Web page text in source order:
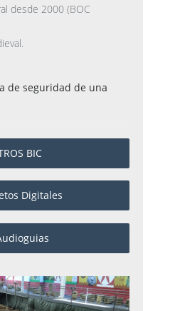
desde 2000 (BOC
de seguridad de una
BIC
Digitales